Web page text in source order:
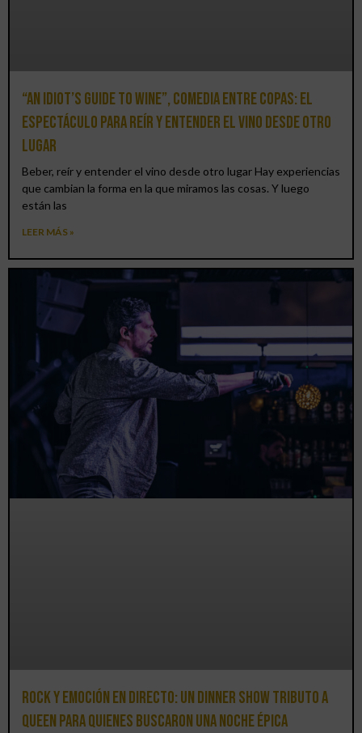
“An Idiot’s Guide to Wine”, comedia entre copas: el
espectáculo para reír y entender el vino desde otro
lugar
Beber, reír y entender el vino desde otro lugar Hay experiencias
que cambian la forma en la que miramos las cosas. Y luego
están las
LEER MÁS »
Rock y emoción en directo: un Dinner Show Tributo a
Queen para quienes buscaron una noche épica